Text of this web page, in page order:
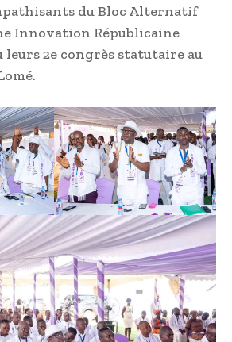
du Bloc Alternatif
Innovation Républicaine
leurs 2e congrès statutaire au